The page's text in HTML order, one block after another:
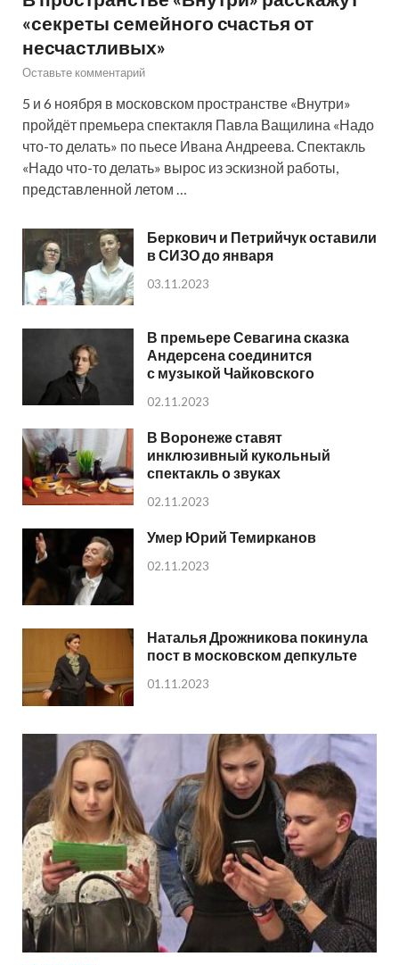
«секреты семейного счастья от
несчастливых»
Оставьте комментарий
5 и 6 ноября в московском пространстве «Внутри»
пройдёт премьера спектакля Павла Ващилина «Надо
что-то делать» по пьесе Ивана Андреева. Спектакль
«Надо что-то делать» вырос из эскизной работы,
представленной летом …
Беркович и Петрийчук оставили
в СИЗО до января
03.11.2023
В премьере Севагина сказка
Андерсена соединится
с музыкой Чайковского
02.11.2023
В Воронеже ставят
инклюзивный кукольный
спектакль о звуках
02.11.2023
Умер Юрий Темирканов
02.11.2023
Наталья Дрожникова покинула
пост в московском депкульте
01.11.2023